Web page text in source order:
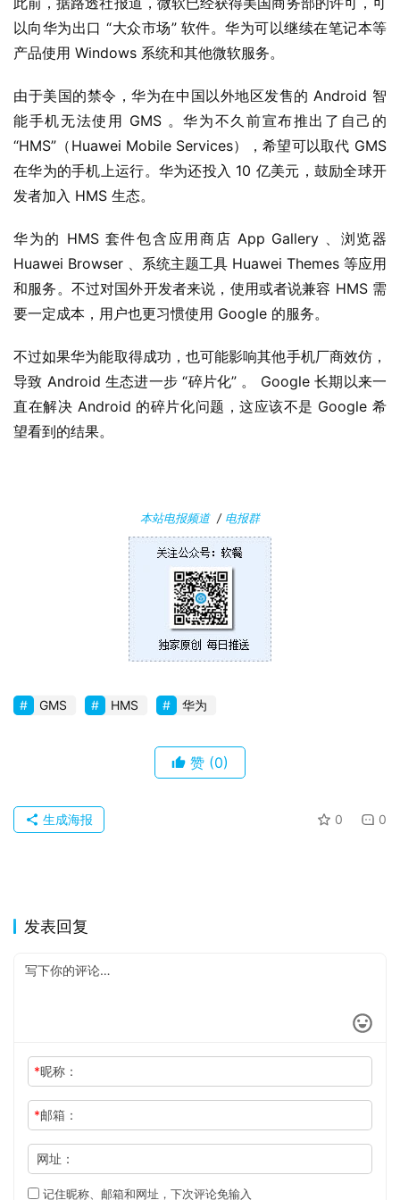
界
W
i
n
1
1
W
n
1
0
C
软
件
以向华为出口 “大众市场” 软件。华为可以继续在笔记本等
产品使用 Windows 系统和其他微软服务。
由于美国的禁令，华为在中国以外地区发售的 Android 智
能手机无法使用 GMS 。华为不久前宣布推出了自己的
“HMS”（Huawei Mobile Services），希望可以取代 GMS
在华为的手机上运行。华为还投入 10 亿美元，鼓励全球开
发者加入 HMS 生态。
华为的 HMS 套件包含应用商店 App Gallery 、浏览器
Huawei Browser 、系统主题工具 Huawei Themes 等应用
和服务。不过对国外开发者来说，使用或者说兼容 HMS 需
要一定成本，用户也更习惯使用 Google 的服务。
不过如果华为能取得成功，也可能影响其他手机厂商效仿，
导致 Android 生态进一步 “碎片化” 。 Google 长期以来一
直在解决 Android 的碎片化问题，这应该不是 Google 希
望看到的结果。
本站电报频道/ 电报群
GMS HMS 华为
赞 (0)
0 0
生成海报
发表回复
*昵称：
*邮箱：
网址：
记住昵称、邮箱和网址，下次评论免输入